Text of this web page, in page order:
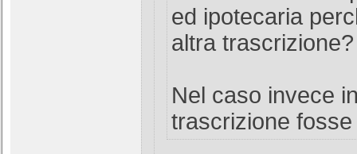
ed ipotecaria
altra trascrizione?
Nel caso invece
trascrizione